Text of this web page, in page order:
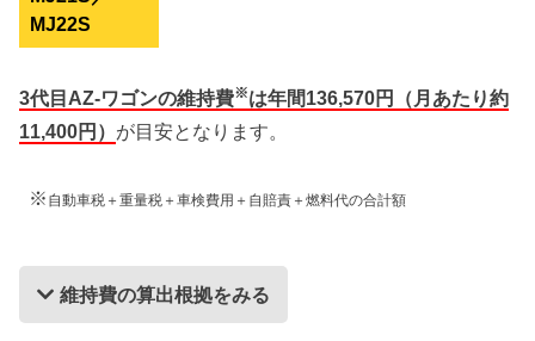
MJ22S
3代目AZ-ワゴンの維持費※は年間136,570円（月あたり約
11,400円） が目安となります。
※ 自動車税＋重量税＋車検費用＋自賠責＋燃料代の合計額
維持費の算出根拠をみる